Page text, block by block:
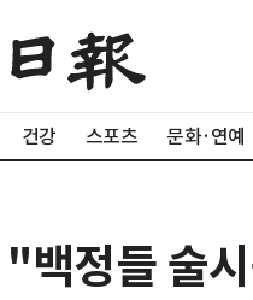
건강 스포츠 문화·연예
정들 술